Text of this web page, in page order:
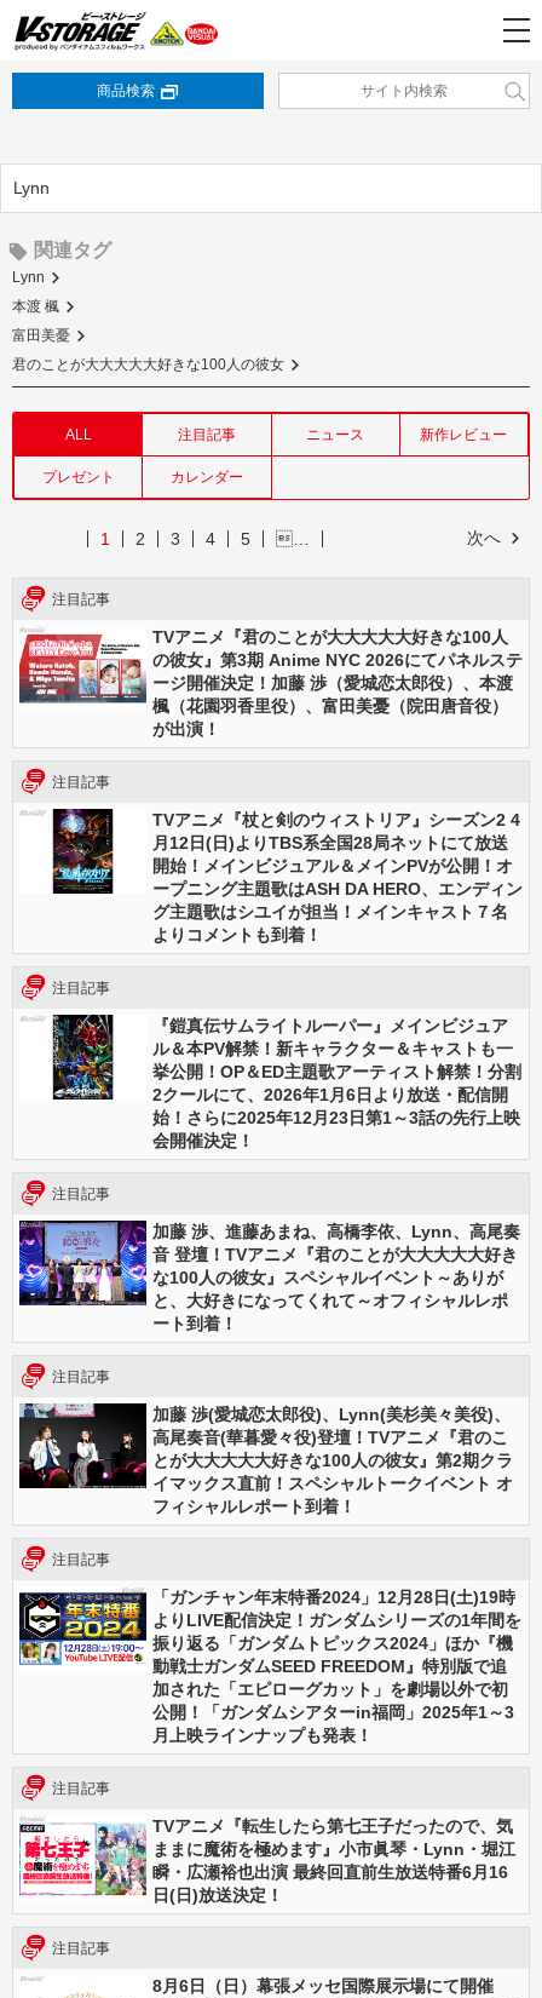
商品検索
Lynn
関連タグ
Lynn
本渡 楓
富田美憂
君のことが大大大大大好きな100人の彼女
ALL 注目記事 ニュース 新作レビュー
プレゼント カレンダー
次へ
1 2 3 4 5 …
注目記事
TVアニメ『君のことが大大大大大好きな100人
の彼女』第3期 Anime NYC 2026にてパネルステ
ージ開催決定！加藤 渉（愛城恋太郎役）、本渡
楓（花園羽香里役）、富田美憂（院田唐音役）
が出演！
注目記事
TVアニメ『杖と剣のウィストリア』シーズン2 4
月12日(日)よりTBS系全国28局ネットにて放送
開始！メインビジュアル＆メインPVが公開！オ
ープニング主題歌はASH DA HERO、エンディン
グ主題歌はシユイが担当！メインキャスト７名
よりコメントも到着！
注目記事
『鎧真伝サムライトルーパー』メインビジュア
ル＆本PV解禁！新キャラクター＆キャストも一
挙公開！OP＆ED主題歌アーティスト解禁！分割
2クールにて、2026年1月6日より放送・配信開
始！さらに2025年12月23日第1～3話の先行上映
会開催決定！
注目記事
加藤 渉、進藤あまね、高橋李依、Lynn、高尾奏
音 登壇！TVアニメ『君のことが大大大大大好き
な100人の彼女』スペシャルイベント～ありが
と、大好きになってくれて～オフィシャルレポ
ート到着！
注目記事
加藤 渉(愛城恋太郎役)、Lynn(美杉美々美役)、
高尾奏音(華暮愛々役)登壇！TVアニメ『君のこ
とが大大大大大好きな100人の彼女』第2期クラ
イマックス直前！スペシャルトークイベント オ
フィシャルレポート到着！
注目記事
「ガンチャン年末特番2024」12月28日(土)19時
よりLIVE配信決定！ガンダムシリーズの1年間を
振り返る「ガンダムトピックス2024」ほか『機
動戦士ガンダムSEED FREEDOM』特別版で追
加された「エピローグカット」を劇場以外で初
公開！「ガンダムシアターin福岡」2025年1～3
月上映ラインナップも発表！
注目記事
TVアニメ『転生したら第七王子だったので、気
ままに魔術を極めます』小市眞琴・Lynn・堀江
瞬・広瀬裕也出演 最終回直前生放送特番6月16
日(日)放送決定！
注目記事
8月6日（日）幕張メッセ国際展示場にて開催